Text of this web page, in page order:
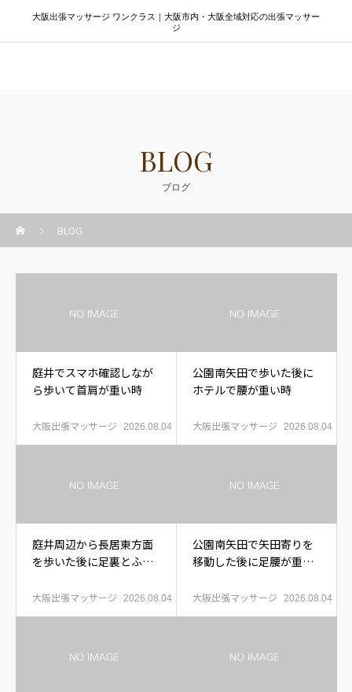
大阪出張マッサージ ワンクラス｜大阪市内・大阪全域対応の出張マッサー
ジ
BLOG
ブログ
BLOG
庭井でスマホ確認しなが
ら歩いて首肩が重い時
大阪出張マッサージ 2026.08.04
公園南矢田で歩いた後に
ホテルで腰が重い時
大阪出張マッサージ 2026.08.04
庭井周辺から長居東方面
を歩いた後に足裏とふく
大阪出張マッサージ 2026.08.04
公園南矢田で矢田寄りを
移動した後に足腰が重い
大阪出張マッサージ 2026.08.04